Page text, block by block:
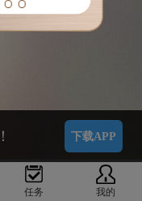
任务 我的
相互交易是
民币和币种
支持银行
程】
您入
下载APP